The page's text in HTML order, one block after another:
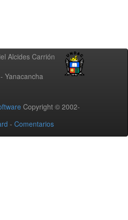
Alcides Carrión
Yanacancha
Copyright © 2002-
- Comentarios